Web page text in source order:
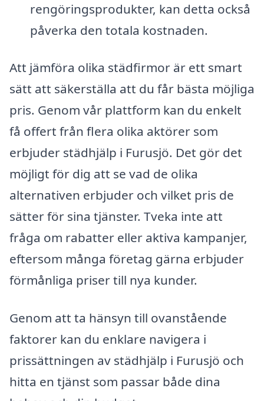
rengöringsprodukter, kan detta också
påverka den totala kostnaden.
Att jämföra olika städfirmor är ett smart
sätt att säkerställa att du får bästa möjliga
pris. Genom vår plattform kan du enkelt
få offert från flera olika aktörer som
erbjuder städhjälp i Furusjö. Det gör det
möjligt för dig att se vad de olika
alternativen erbjuder och vilket pris de
sätter för sina tjänster. Tveka inte att
fråga om rabatter eller aktiva kampanjer,
eftersom många företag gärna erbjuder
förmånliga priser till nya kunder.
Genom att ta hänsyn till ovanstående
faktorer kan du enklare navigera i
prissättningen av städhjälp i Furusjö och
hitta en tjänst som passar både dina